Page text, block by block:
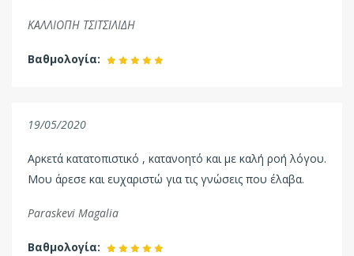
ΚΑΛΛΙΟΠΗ ΤΣΙΤΣΙΛΙΔΗ
Βαθμολογία:
19/05/2020
Αρκετά κατατοπιστικό , κατανοητό και με καλή ροή λόγου.
Μου άρεσε και ευχαριστώ για τις γνώσεις που έλαβα.
Paraskevi Magalia
Βαθμολογία: